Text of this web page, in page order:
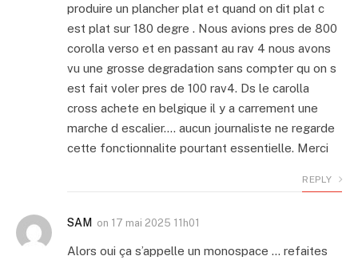
produire un plancher plat et quand on dit plat c
est plat sur 180 degre . Nous avions pres de 800
corolla verso et en passant au rav 4 nous avons
vu une grosse degradation sans compter qu on s
est fait voler pres de 100 rav4. Ds le carolla
cross achete en belgique il y a carrement une
marche d escalier…. aucun journaliste ne regarde
cette fonctionnalite pourtant essentielle. Merci
REPLY
SAM on 17 mai 2025 11h01
Alors oui ça s’appelle un monospace … refaites